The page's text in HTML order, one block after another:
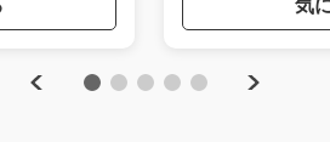
Previous
気
Next